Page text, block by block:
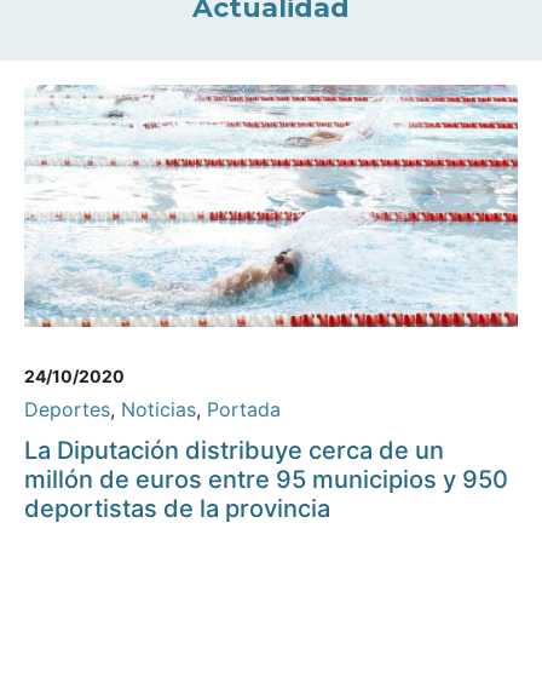
Actualidad
24/10/2020
Deportes, Noticias, Portada
La Diputación distribuye cerca de un
millón de euros entre 95 municipios y 950
deportistas de la provincia